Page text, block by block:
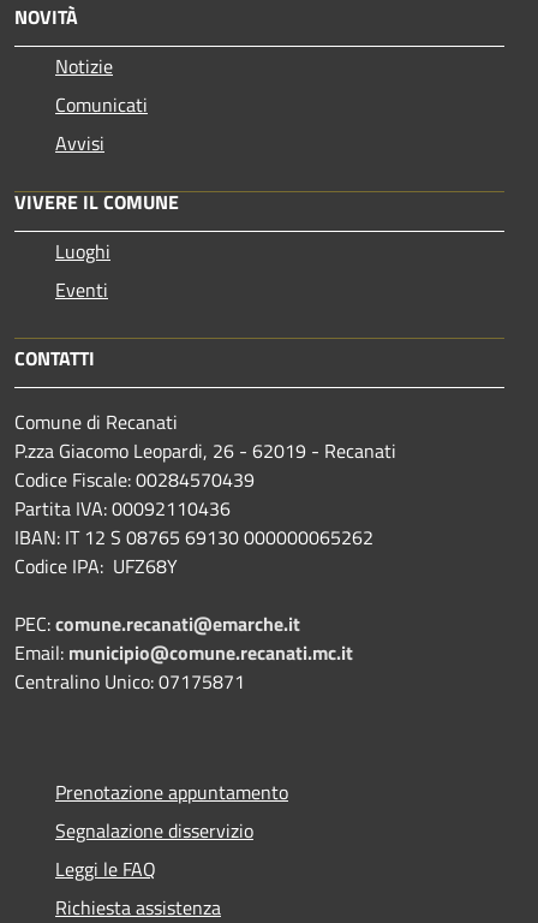
NOVITÀ
Notizie
Comunicati
Avvisi
VIVERE IL COMUNE
Luoghi
Eventi
CONTATTI
Comune di Recanati
P.zza Giacomo Leopardi, 26 - 62019 - Recanati
Codice Fiscale: 00284570439
Partita IVA: 00092110436
IBAN: IT 12 S 08765 69130 000000065262
Codice IPA: UFZ68Y
PEC:comune.recanati@emarche.it
Email: municipio@comune.recanati.mc.it
Centralino Unico: 07175871
Prenotazione appuntamento
Segnalazione disservizio
Leggi le FAQ
Richiesta assistenza